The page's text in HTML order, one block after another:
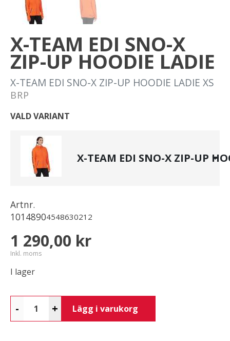
X-TEAM EDI SNO-X
ZIP-UP HOODIE LADIE
X-TEAM EDI SNO-X ZIP-UP HOODIE LADIE XS
BRP
VALD VARIANT
X-TEAM EDI SNO-X ZIP-UP
Artnr.
10148904548630212
1 290,00 kr
Inkl. moms
I lager
- + Lägg i varukorg